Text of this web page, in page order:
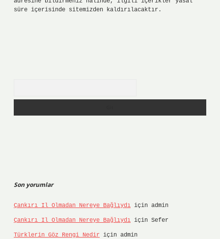
süre içerisinde sitemizden kaldırılacaktır.
Son yorumlar
Çankırı Il Olmadan Nereye Bağlıydı için admin
Çankırı Il Olmadan Nereye Bağlıydı için Sefer
Türklerin Göz Rengi Nedir için admin